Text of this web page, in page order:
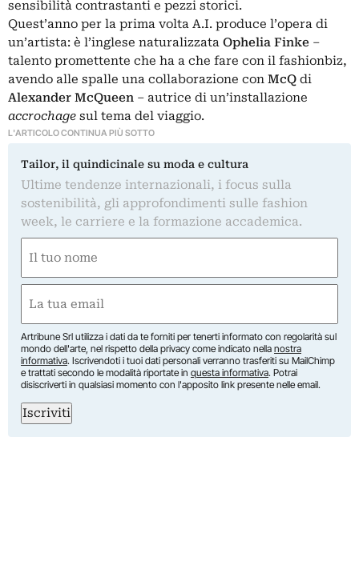
sensibilità contrastanti e pezzi storici.
Quest’anno per la prima volta A.I. produce l’opera di
un’artista: è l’inglese naturalizzata Ophelia Finke –
talento promettente che ha a che fare con il fashionbiz,
avendo alle spalle una collaborazione con McQ di
Alexander McQueen – autrice di un’installazione
accrochage sul tema del viaggio.
L'ARTICOLO CONTINUA PIÙ SOTTO
Tailor, il quindicinale su moda e cultura
Ultime tendenze internazionali, i focus sulla
sostenibilità, gli approfondimenti sulle fashion
week, le carriere e la formazione accademica.
(Obbligatorio)
(Obbligatorio)
Artribune Srl utilizza i dati da te forniti per tenerti informato con regolarità sul
mondo dell'arte, nel rispetto della privacy come indicato nella nostra
informativa. Iscrivendoti i tuoi dati personali verranno trasferiti su MailChimp
e trattati secondo le modalità riportate in questa informativa. Potrai
disiscriverti in qualsiasi momento con l'apposito link presente nelle email.
Iscriviti